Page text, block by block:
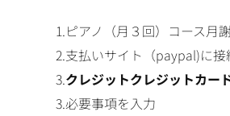
1.ピアノ（月３回）コース月
2.支払いサイト（paypal)に接
3.クレジットクレジットカー
3.必要事項を入力